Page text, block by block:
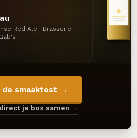
Red Ale · Brasserie
de smaaktest →
je box samen →